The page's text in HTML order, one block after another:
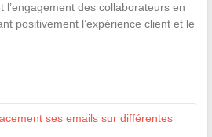
l’engagement des collaborateurs en
positivement l’expérience client et le
ses emails sur différentes